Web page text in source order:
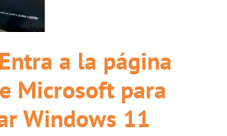
a la página
Microsoft para
Windows 11